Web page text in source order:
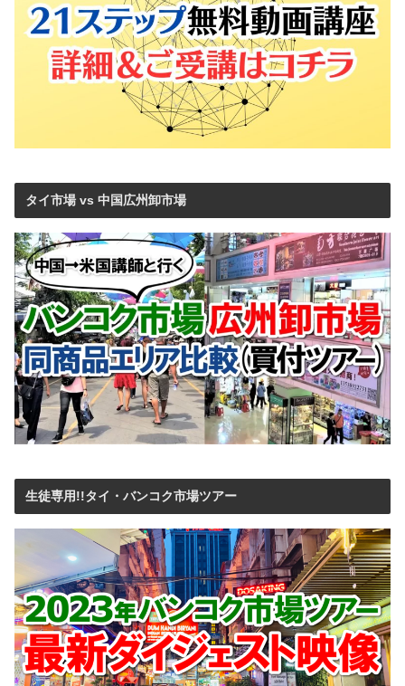
タイ市場 vs 中国広州卸市場
生徒専用!!タイ・バンコク市場ツアー